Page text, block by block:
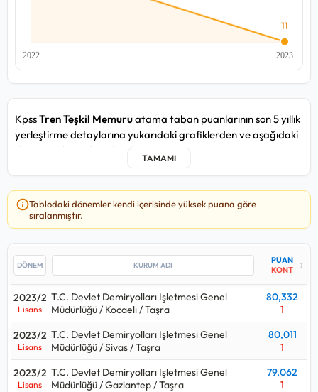
KpssTren Teşkil Memuruatama taban puanlarının son 5 yıllık
yerleştirme detaylarına yukarıdaki grafiklerden ve aşağıdaki
atama döneminde, en düşük76,649puan ile T.C. Devlet
Demiryolları Işletmesi Genel Müdürlüğü / Erzurum / Taşra
kurumuna, en yüksek
yerleşilmiş.
Demiryolları Işletmesi Genel Müdürlüğü / Erzurum / Taşra
kurumu en çok3kişi almış.
Tren Teşkil Memuru alımlarında 2022 yılındaki
kontenjan ile 2023 yılındaki
11
oranında bir azalış gerçekleşmiş.
Tablodaki dönemler kendi içerisinde yüksek puana göre
sıralanmıştır.
↕
PUAN
KONT
2023/2
Lisans
T.C. Devlet Demiryolları Işletmesi Genel
Müdürlüğü / Kocaeli / Taşra
80,332
1
2023/2
Lisans
T.C. Devlet Demiryolları Işletmesi Genel
Müdürlüğü / Sivas / Taşra
80,011
1
2023/2
Lisans
T.C. Devlet Demiryolları Işletmesi Genel
Müdürlüğü / Gaziantep / Taşra
79,062
1